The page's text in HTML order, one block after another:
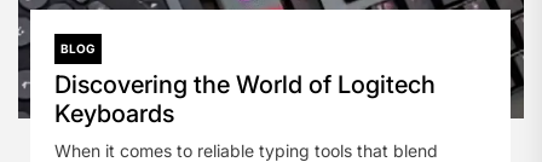
BLOG
Discovering the World of Logitech
Keyboards
When it comes to reliable typing tools that blend